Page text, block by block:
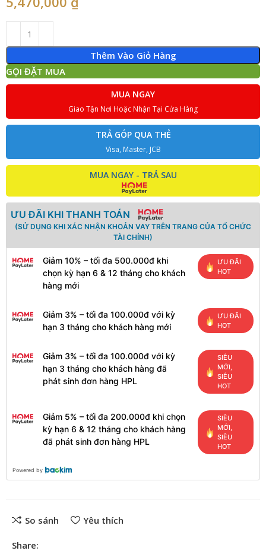
Thêm Vào Giỏ Hàng
GỌI ĐẶT MUA
MUA NGAY
Giao Tận Nơi Hoặc Nhận Tại Cửa Hàng
TRẢ GÓP QUA THẺ
Visa, Master, JCB
MUA NGAY - TRẢ SAU
ƯU ĐÃI KHI THANH TOÁN
(SỬ DỤNG KHI XÁC NHẬN KHOẢN VAY TRÊN TRANG CỦA TỔ CHỨC
TÀI CHÍNH)
Giảm 10% – tối đa 500.000đ khi
chọn kỳ hạn 6 & 12 tháng cho khách
hàng mới
ƯU ĐÃI
HOT
Giảm 3% – tối đa 100.000đ với kỳ
hạn 3 tháng cho khách hàng mới
ƯU ĐÃI
HOT
Giảm 3% – tối đa 100.000đ với kỳ
hạn 3 tháng cho khách hàng đã
phát sinh đơn hàng HPL
SIÊU
MỚI,
SIÊU
HOT
Giảm 5% – tối đa 200.000đ khi chọn
kỳ hạn 6 & 12 tháng cho khách hàng
đã phát sinh đơn hàng HPL
SIÊU
MỚI,
SIÊU
HOT
Powered by
So sánh Yêu thích
Share: